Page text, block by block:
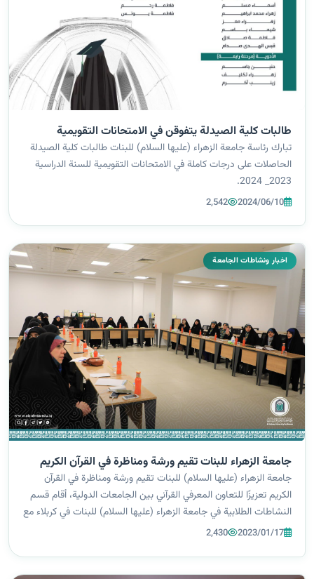
طالبات كلية الصيدلة يتفوقن في الامتحانات التقويمية
تبارك رئاسة جامعة الزهراء (عليها السلام) للبنات طالبات كلية الصيدلة
الحاصلات على درجات كاملة في الامتحانات التقويمية للسنة الدراسية
2023_ 2024.
2024/06/10
2,542
اخبار ونشاطات الجامعة
جامعة الزهراء للبنات تقيم ورشة ومناظرة في القرآن الكريم
جامعة الزهراء (عليها السلام) للبنات تقيم ورشة ومناظرة في القرآن
الكريم تعزيزًا للتعاون المعرفي القرآني بين الجامعات الدولية، أقام قسم
النشاطات الطلابية في جامعة الزهراء (عليها السلام) للبنات في كربلاء مع
جامعة الزهراء (عليها السلام) في إيران، ورشة علمية قرآنية...
2023/01/17
2,430